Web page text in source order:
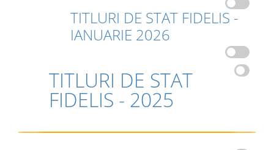
TITLURI DE STAT FIDELIS -
IANUARIE 2026
TITLURI DE STAT
FIDELIS - 2025